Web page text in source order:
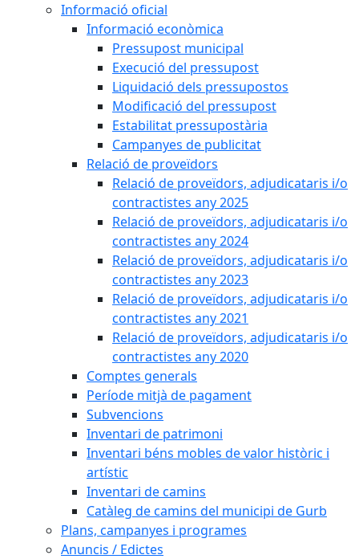
Informació oficial
Informació econòmica
Pressupost municipal
Execució del pressupost
Liquidació dels pressupostos
Modificació del pressupost
Estabilitat pressupostària
Campanyes de publicitat
Relació de proveïdors
Relació de proveïdors, adjudicataris i/o
contractistes any 2025
Relació de proveïdors, adjudicataris i/o
contractistes any 2024
Relació de proveïdors, adjudicataris i/o
contractistes any 2023
Relació de proveïdors, adjudicataris i/o
contractistes any 2021
Relació de proveïdors, adjudicataris i/o
contractistes any 2020
Comptes generals
Període mitjà de pagament
Subvencions
Inventari de patrimoni
Inventari béns mobles de valor històric i
artístic
Inventari de camins
Catàleg de camins del municipi de Gurb
Plans, campanyes i programes
Anuncis / Edictes